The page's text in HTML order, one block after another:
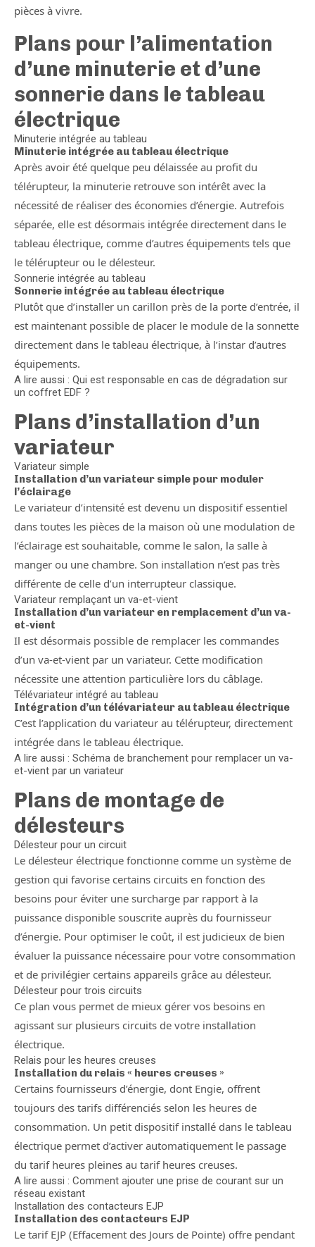
pièces à vivre.
Plans pour l’alimentation
d’une minuterie et d’une
sonnerie dans le tableau
électrique
Minuterie intégrée au tableau
Minuterie intégrée au tableau électrique
Après avoir été quelque peu délaissée au profit du
télérupteur, la minuterie retrouve son intérêt avec la
nécessité de réaliser des économies d’énergie. Autrefois
séparée, elle est désormais intégrée directement dans le
tableau électrique, comme d’autres équipements tels que
le télérupteur ou le délesteur.
Sonnerie intégrée au tableau
Sonnerie intégrée au tableau électrique
Plutôt que d’installer un carillon près de la porte d’entrée, il
est maintenant possible de placer le module de la sonnette
directement dans le tableau électrique, à l’instar d’autres
équipements.
A lire aussi : Qui est responsable en cas de dégradation sur
un coffret EDF ?
Plans d’installation d’un
variateur
Variateur simple
Installation d’un variateur simple pour moduler
l’éclairage
Le variateur d’intensité est devenu un dispositif essentiel
dans toutes les pièces de la maison où une modulation de
l’éclairage est souhaitable, comme le salon, la salle à
manger ou une chambre. Son installation n’est pas très
différente de celle d’un interrupteur classique.
Variateur remplaçant un va-et-vient
Installation d’un variateur en remplacement d’un va-
et-vient
Il est désormais possible de remplacer les commandes
d’un va-et-vient par un variateur. Cette modification
nécessite une attention particulière lors du câblage.
Télévariateur intégré au tableau
Intégration d’un télévariateur au tableau électrique
C’est l’application du variateur au télérupteur, directement
intégrée dans le tableau électrique.
A lire aussi : Schéma de branchement pour remplacer un va-
et-vient par un variateur
Plans de montage de
délesteurs
Délesteur pour un circuit
Le délesteur électrique fonctionne comme un système de
gestion qui favorise certains circuits en fonction des
besoins pour éviter une surcharge par rapport à la
puissance disponible souscrite auprès du fournisseur
d’énergie. Pour optimiser le coût, il est judicieux de bien
évaluer la puissance nécessaire pour votre consommation
et de privilégier certains appareils grâce au délesteur.
Délesteur pour trois circuits
Ce plan vous permet de mieux gérer vos besoins en
agissant sur plusieurs circuits de votre installation
électrique.
Relais pour les heures creuses
Installation du relais « heures creuses »
Certains fournisseurs d’énergie, dont Engie, offrent
toujours des tarifs différenciés selon les heures de
consommation. Un petit dispositif installé dans le tableau
électrique permet d’activer automatiquement le passage
du tarif heures pleines au tarif heures creuses.
A lire aussi : Comment ajouter une prise de courant sur un
réseau existant
Installation des contacteurs EJP
Installation des contacteurs EJP
Le tarif EJP (Effacement des Jours de Pointe) offre pendant